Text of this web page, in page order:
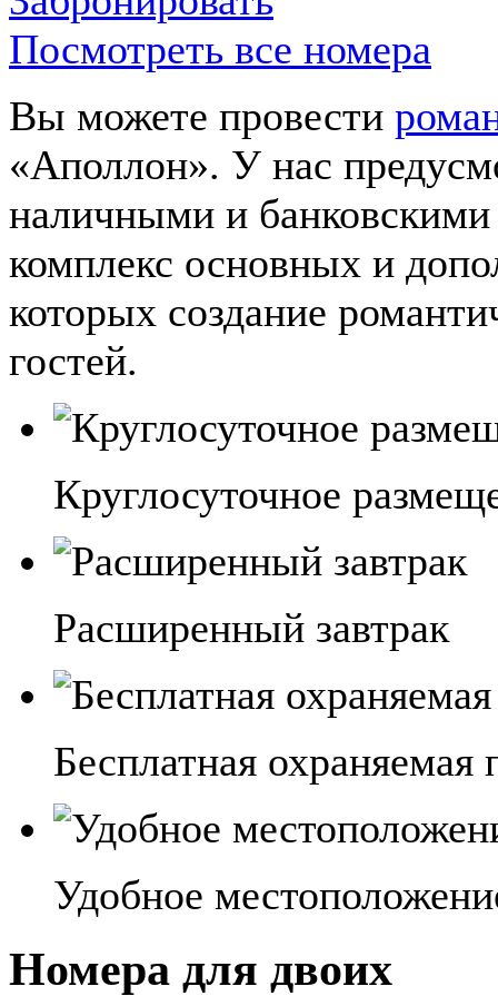
Посмотреть все номера
Вы можете провести
«Аполлон». У нас
наличными и
комплекс основных и
которых создание
гостей.
Круглосуточное
Расширенный завтрак
Бесплатная охраняемая
Удобное
Номера для двоих